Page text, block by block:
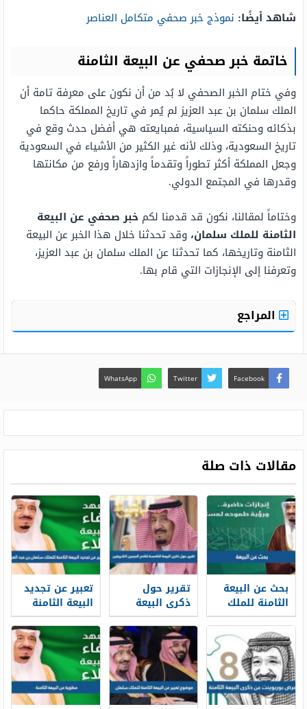
شاهد أيضًا: نموذج خبر صحفي متكامل العناصر
خاتمة خبر صحفي عن البيعة الثامنة
وفي ختام الخبر الصحفي لا بُد من أن نكون على معرفة تامة أن
الملك سلمان بن عبد العزيز لم يُمر في تاريخ المملكة حاكما
بذكائه وحنكته السياسية، فمبايعته هي أفضل حدث وقع في
تاريخ السعودية، وذلك لأنه غير الكثير من الأشياء في السعودية
وجعل المملكة أكثر تطوراً وتقدماً وازدهاراً ورفع من مكانتها
وقدرها في المجتمع الدولي.
وختاماً لمقالنا، نكون قد قدمنا لكم خبر صحفي عن البيعة
الثامنة للملك سلمان، وقد تحدثنا خلال هذا الخبر عن البيعة
الثامنة وتاريخها، كما تحدثنا عن الملك سلمان بن عبد العزيز،
وتعرفنا إلى الإنجازات التي قام بها.
المراجع
Facebook
Twitter
WhatsApp
مقالات ذات صلة
بحث عن البيعة
الثامنة للملك
سلمان pdf
جاهز للطباعة
تقرير حول
ذكرى البيعة
الخامسة لخادم
الحرمين
الشريفين pdf
doc
تعبير عن تجديد
البيعة الثامنة
للملك سلمان
بن عبد العزيز